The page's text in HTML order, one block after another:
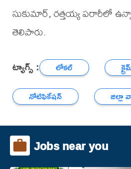
సుకుమార్, రత్తయ్య పరారీలో
తెలిపారు.
ట్యాగ్స్ : లోకల్
నోటిఫికేషన్
జిల్లా
Jobs near you